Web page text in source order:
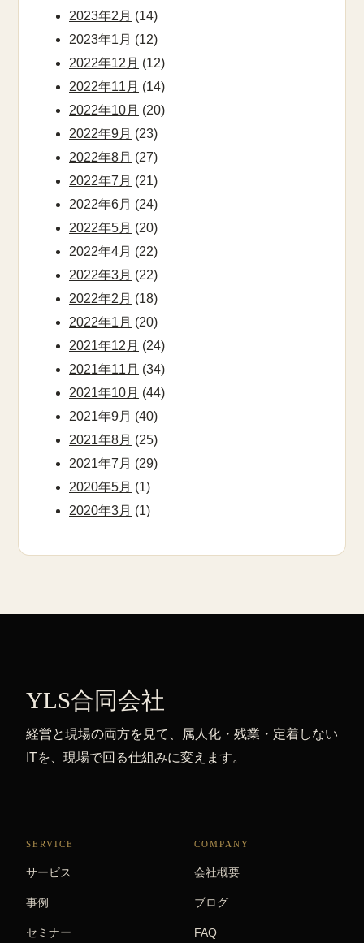
2023年2月 (14)
2023年1月 (12)
2022年12月 (12)
2022年11月 (14)
2022年10月 (20)
2022年9月 (23)
2022年8月 (27)
2022年7月 (21)
2022年6月 (24)
2022年5月 (20)
2022年4月 (22)
2022年3月 (22)
2022年2月 (18)
2022年1月 (20)
2021年12月 (24)
2021年11月 (34)
2021年10月 (44)
2021年9月 (40)
2021年8月 (25)
2021年7月 (29)
2020年5月 (1)
2020年3月 (1)
YLS合同会社
経営と現場の両方を見て、属人化・残業・定着しない
ITを、現場で回る仕組みに変えます。
SERVICE
サービス
事例
セミナー
COMPANY
会社概要
ブログ
FAQ